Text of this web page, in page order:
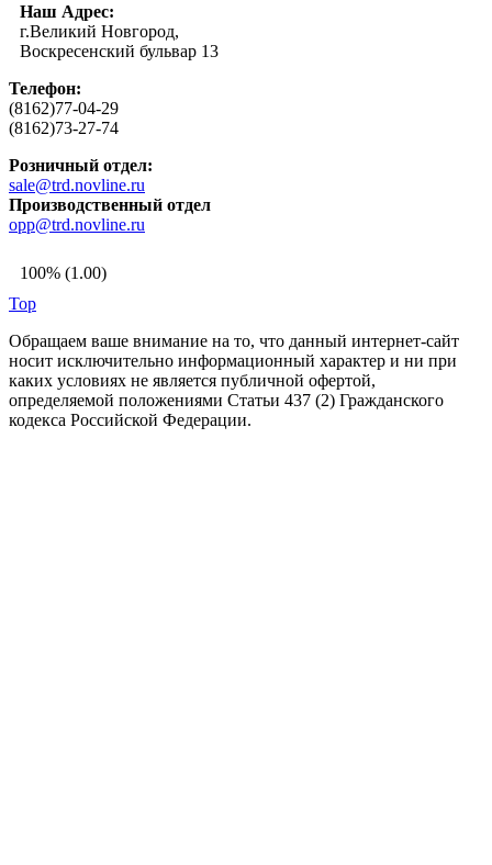
Наш Адрес:
г.Великий Новгород,
Воскресенский бульвар 13
Телефон:
(8162)77-04-29
(8162)73-27-74
Розничный отдел:
sale@trd.novline.ru
Производственный отдел
opp@trd.novline.ru
100% (1.00)
Top
Обращаем ваше внимание на то, что данный интернет-сайт
носит исключительно информационный характер и ни при
каких условиях не является публичной офертой,
определяемой положениями Статьи 437 (2) Гражданского
кодекса Российской Федерации.